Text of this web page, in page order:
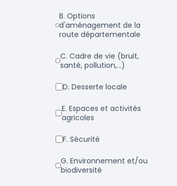
b. Options
d'aménagement de la
route départementale
c. Cadre de vie (bruit,
santé, pollution,...)
d. Desserte locale
e. Espaces et activités
agricoles
f. Sécurité
g. Environnement et/ou
biodiversité